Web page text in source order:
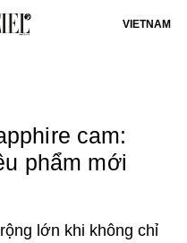
VIETNAM
cam:
phẩm mới
lớn khi không chỉ